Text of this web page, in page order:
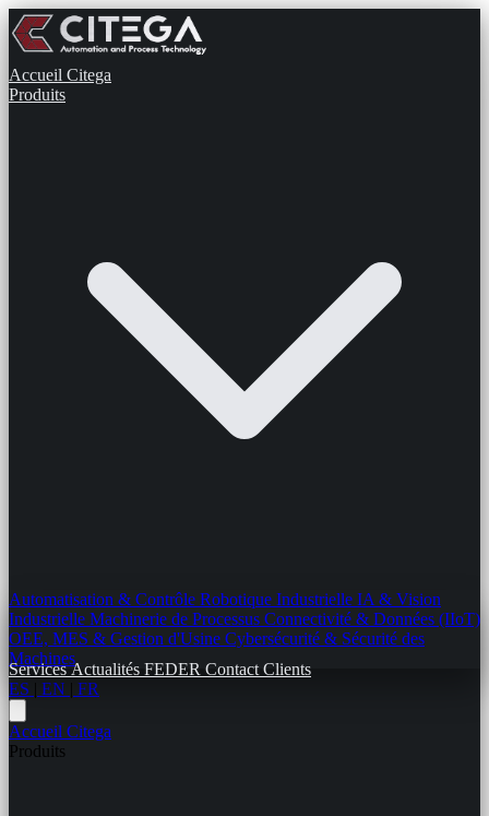
Accueil Citega
Produits
Automatisation & Contrôle Robotique Industrielle IA & Vision
Industrielle Machinerie de Processus Connectivité & Données (IIoT)
OEE, MES & Gestion d'Usine Cybersécurité & Sécurité des
Machines
ServicesActualités FEDER Contact Clients
ES
EN FR
Accueil Citega
Produits